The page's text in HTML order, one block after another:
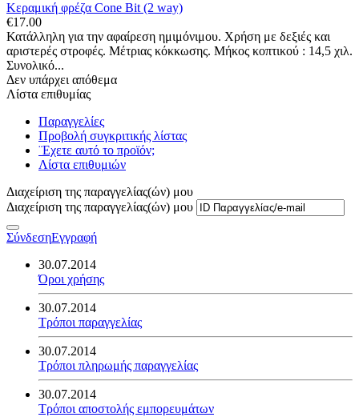
Κεραμική φρέζα Cone Bit (2 way)
€17.00
Κατάλληλη για την αφαίρεση ημιμόνιμου. Χρήση με δεξιές και
αριστερές στροφές. Μέτριας κόκκωσης. Μήκος κοπτικού : 14,5 χιλ.
Συνολικό...
Δεν υπάρχει απόθεμα
Λίστα επιθυμίας
Παραγγελίες
Προβολή συγκριτικής λίστας
¨Εχετε αυτό το προϊόν;
Λίστα επιθυμιών
Διαχείριση της παραγγελίας(ών) μου
Διαχείριση της παραγγελίας(ών) μου
ΣύνδεσηΕγγραφή
30.07.2014
Όροι χρήσης
30.07.2014
Τρόποι παραγγελίας
30.07.2014
Τρόποι πληρωμής παραγγελίας
30.07.2014
Τρόποι αποστολής εμπορευμάτων